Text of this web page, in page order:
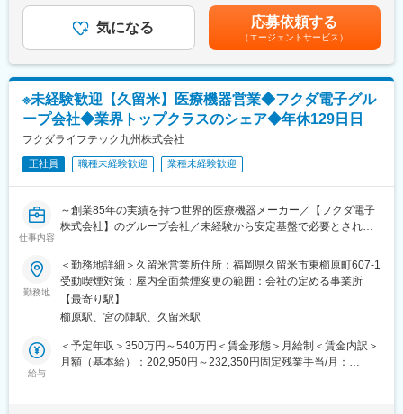
丁寧に教えていきます。医療の基礎知識や医療現場の方とのコミ
ュニケーションの取り方など未経験の方でも安心して成長できる
よう一つひとつフォローしていきます。
■組織構成
営業5名（20～40代）の方々が活躍しています！
■キャリアパス
主任→係長→課長→次長→エリア長→幹部候補
※年功序列ではありません。4年目の課長もいますので実績に応じ
■働き方について
トラブル等の緊急対応のため、夜間・休日の緊急対応当番を月に
一次受けし、電話のみで対応できない場合のみ営業担当が現場へ
対応に向かうケースがあります。
変更の範囲：会社の定める業務
・商談や打ち合わせで営業担当者に同行
◇プロダクトサポート
・「特定の製品」に対する問い合わせ対応や、技術支援など
合わせ対応
◇PCや周辺機器のセットアップ（システムキッティング）
・PCの開梱・設置・通電確認
・周辺機器接続（モニター・マウス・キーボード等）
・BIOSなどのセットアップ
・OS（Windows・Mac）のインストール・アカウントと初期設定
・ネットワークの設定
・業務用アプリケーションのセットアップ（アップデート・パッ
チ適用）
・セキュリティ対策ソフトウェアのセットアップ
・管理番号ラベル貼付・管理台帳記帳
◇その他の業務
・現地設置、取説、サポート業務
・フォロー業務
■魅力ポイント：
◎入社後は基礎から学べる新人研修あり
の金額であり、選考を通じて上下する可能性があります。月給(月
額)は固定手当を含めた表記です。
気になる 応募依頼する
（エージェントサービス）
※未経験歓迎【久留米】医療機器営業◆フクダ電子グル
ープ会社◆業界トップクラスのシェア◆年休129日日
フクダライフテック九州株式会社
正社員 職種未経験歓迎 業種未経験歓迎
仕事内容
～創業85年の実績を持つ世界的医療機器メーカー／【フクダ電子
株式会社】のグループ会社／未経験から安定基盤で必要とされ続
■業務内容
大学病院／クリニックの医療従事者に向けた在宅医療機器レンタ
ル提案をお任せします！
既存顧客がメインで、既存8（大学・クリニック）：新規2（開業
医・クリニック中心）の割合。
関係構築型の営業で事務局長、医師、看護師長が相手となりま
勤務地
＜勤務地詳細＞久留米営業所住所：福岡県久留米市東櫛原町607-1
受動喫煙対策：屋内全面禁煙変更の範囲：会社の定める事業所
【最寄り駅】
櫛原駅、宮の陣駅、久留米駅
給与
＜予定年収＞350万円～540万円＜賃金形態＞月給制＜賃金内訳＞
月額（基本給）：202,950円～232,350円固定残業手当/月：